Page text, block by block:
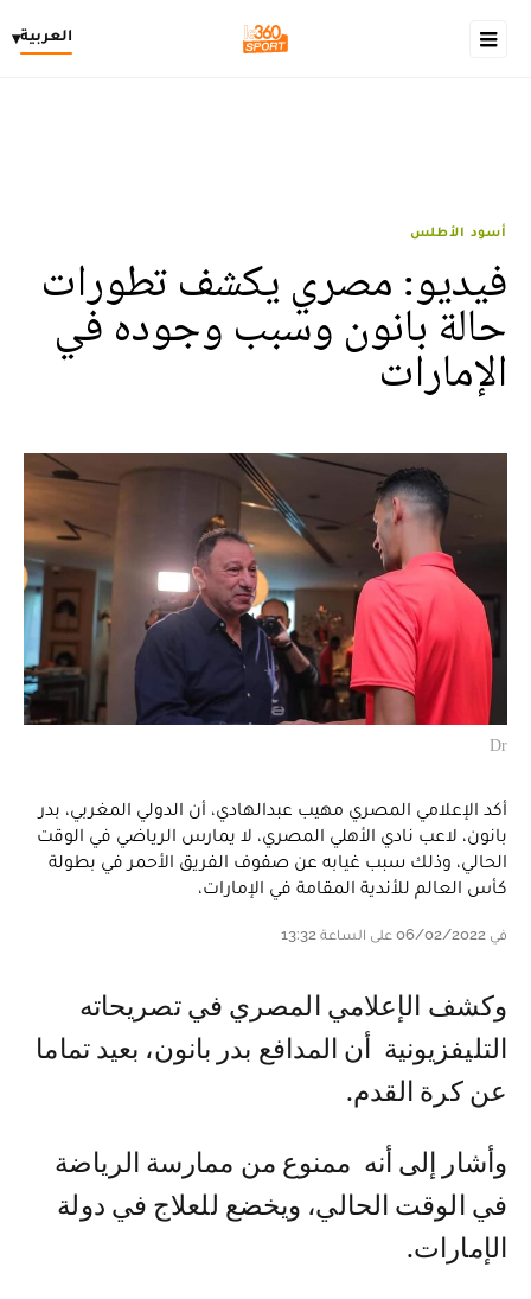
العربية▾
أسود الأطلس
فيديو: مصري يكشف تطورات
حالة بانون وسبب وجوده في
الإمارات
Dr
أكد الإعلامي المصري مهيب عبدالهادي، أن الدولي المغربي، بدر
بانون، لاعب نادي الأهلي المصري، لا يمارس الرياضي في الوقت
الحالي، وذلك سبب غيابه عن صفوف الفريق الأحمر في بطولة
كأس العالم للأندية المقامة في الإمارات،
في 06/02/2022 على الساعة 13:32
وكشف الإعلامي المصري في تصريحاته
التليفزيونية أن المدافع بدر بانون، بعيد تماما
عن كرة القدم.
وأشار إلى أنه ممنوع من ممارسة الرياضة
في الوقت الحالي، ويخضع للعلاج في دولة
الإمارات.